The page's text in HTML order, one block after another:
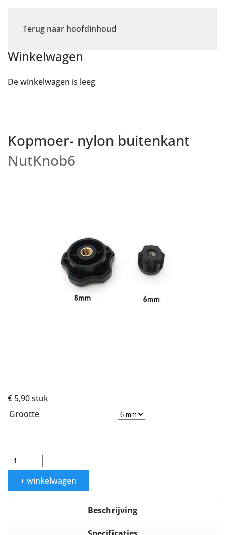
Terug naar hoofdinhoud
Winkelwagen
De winkelwagen is leeg
Kopmoer- nylon buitenkant
NutKnob6
€ 5,90stuk
Grootte
+ winkelwagen
Beschrijving